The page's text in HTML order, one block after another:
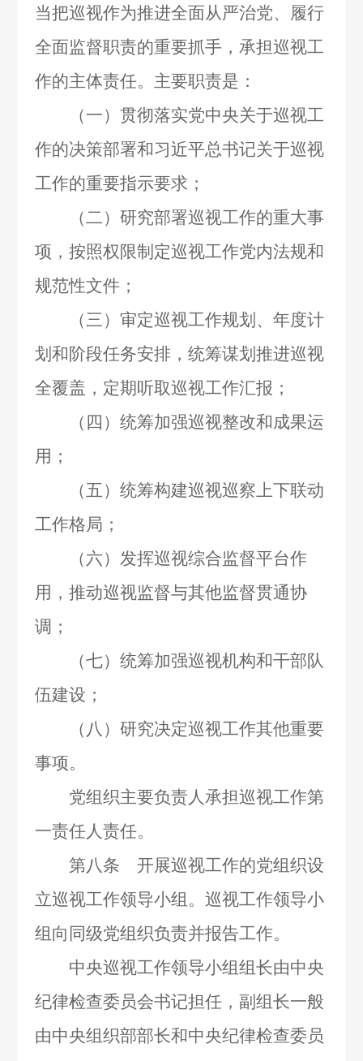
当把巡视作为推进全面从严治党、履行
全面监督职责的重要抓手，承担巡视工
作的主体责任。主要职责是：
（一）贯彻落实党中央关于巡视工
作的决策部署和习近平总书记关于巡视
工作的重要指示要求；
（二）研究部署巡视工作的重大事
项，按照权限制定巡视工作党内法规和
规范性文件；
（三）审定巡视工作规划、年度计
划和阶段任务安排，统筹谋划推进巡视
全覆盖，定期听取巡视工作汇报；
（四）统筹加强巡视整改和成果运
用；
（五）统筹构建巡视巡察上下联动
工作格局；
（六）发挥巡视综合监督平台作
用，推动巡视监督与其他监督贯通协
调；
（七）统筹加强巡视机构和干部队
伍建设；
（八）研究决定巡视工作其他重要
事项。
党组织主要负责人承担巡视工作第
一责任人责任。
第八条 开展巡视工作的党组织设
立巡视工作领导小组。巡视工作领导小
组向同级党组织负责并报告工作。
中央巡视工作领导小组组长由中央
纪律检查委员会书记担任，副组长一般
由中央组织部部长和中央纪律检查委员